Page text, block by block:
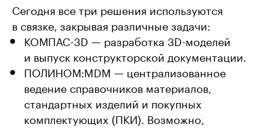
Сегодня все три решения используются
в связке, закрывая различные задачи:
КОМПАС-3D — разработка 3D-моделей
и выпуск конструкторской документации.
ПОЛИНОМ:MDM — централизованное
ведение справочников материалов,
стандартных изделий и покупных
комплектующих (ПКИ). Возможно,